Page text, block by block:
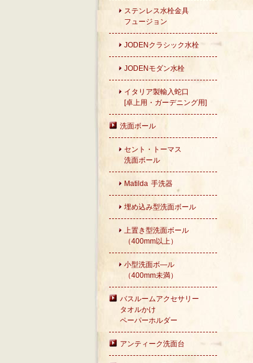
ステンレス水栓金具
フュージョン
JODENクラシック水栓
JODENモダン水栓
イタリア製輸入蛇口
[卓上用・ガーデニング用]
洗面ボール
セント・トーマス
洗面ボール
Matilda 手洗器
埋め込み型洗面ボール
上置き型洗面ボール
（400mm以上）
小型洗面ボ―ル
（400mm未満）
バスルームアクセサリー
タオルかけ
ペーパーホルダー
アンティーク洗面台